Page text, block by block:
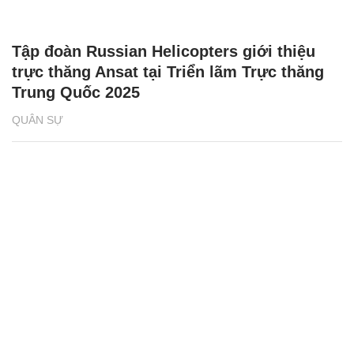
QUÂN SỰ
Tập đoàn Russian Helicopters giới thiệu
trực thăng Ansat tại Triển lãm Trực thăng
Trung Quốc 2025